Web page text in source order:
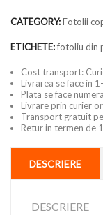
CATEGORY:Fotolii
ETICHETE:fotoliu din
Cost transport:
Livrarea se face in
Plata se face
Livrare prin curier
Transport gratuit
Retur in termen de
DESCRIERE
DESCRIERE